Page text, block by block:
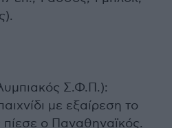
Σ.Φ.Π.):
με εξαίρεση το
ο Παναθηναϊκός.